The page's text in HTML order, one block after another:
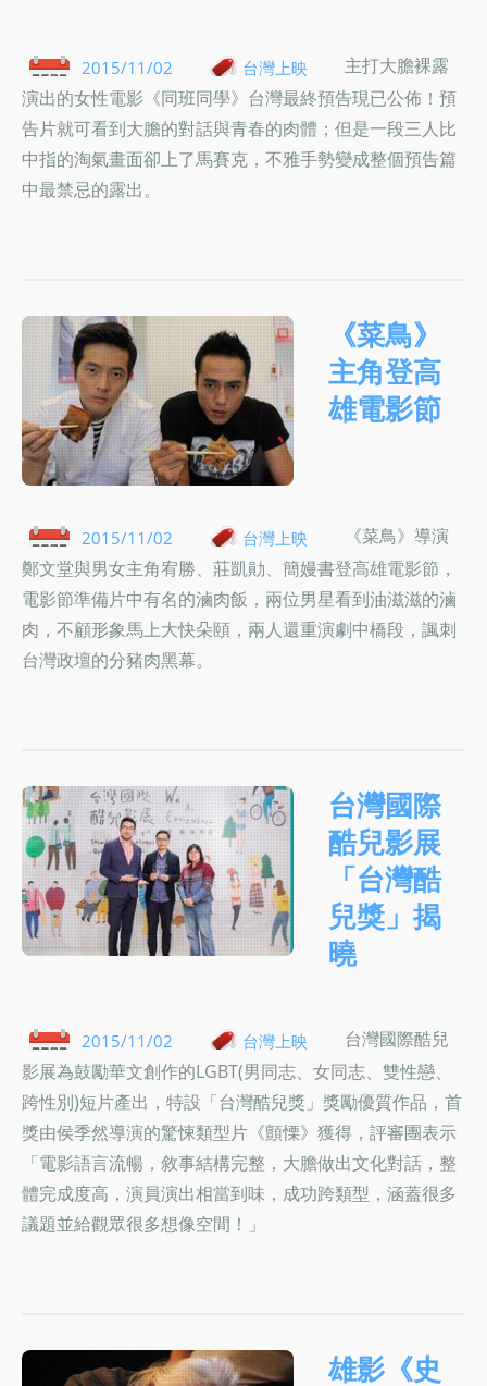
2015/11/02 台灣上映
主打大膽裸露
演出的女性電影《同班同學》台灣最終預告現已公佈！預
告片就可看到大膽的對話與青春的肉體；但是一段三人比
中指的淘氣畫面卻上了馬賽克，不雅手勢變成整個預告篇
中最禁忌的露出。
《菜鳥》
主角登高
雄電影節
2015/11/02 台灣上映
《菜鳥》導演
鄭文堂與男女主角宥勝、莊凱勛、簡嫚書登高雄電影節，
電影節準備片中有名的滷肉飯，兩位男星看到油滋滋的滷
肉，不顧形象馬上大快朵頤，兩人還重演劇中橋段，諷刺
台灣政壇的分豬肉黑幕。
台灣國際
酷兒影展
「台灣酷
兒獎」揭
曉
2015/11/02 台灣上映
台灣國際酷兒
影展為鼓勵華文創作的LGBT(男同志、女同志、雙性戀、
跨性別)短片產出，特設「台灣酷兒獎」獎勵優質作品，首
獎由侯季然導演的驚悚類型片《顫慄》獲得，評審團表示
「電影語言流暢，敘事結構完整，大膽做出文化對話，整
體完成度高，演員演出相當到味，成功跨類型，涵蓋很多
議題並給觀眾很多想像空間！」
雄影《史